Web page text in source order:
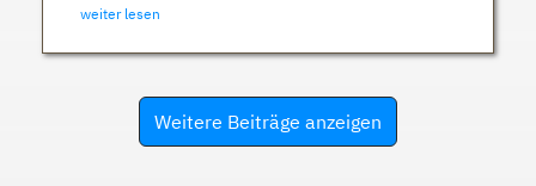
weiter lesen
Weitere Beiträge anzeigen